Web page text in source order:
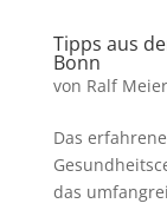
Tipps aus
Bonn
von Ralf Meier
Das
das